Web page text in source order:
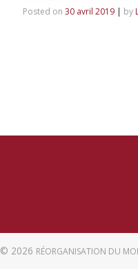
Posted on 30 avril 2019 | by
© 2026 RÉORGANISATION DU